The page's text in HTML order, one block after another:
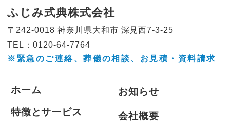
ふじみ式典株式会社
〒242-0018 神奈川県大和市 深見西7-3-25
TEL：0120-64-7764
※緊急のご連絡、葬儀の相談、 お見積・資料請求
ホーム
特徴とサービス
お知らせ
会社概要